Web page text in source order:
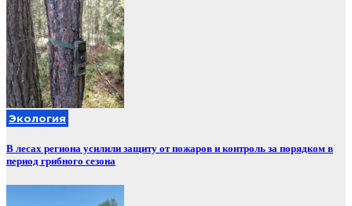
Экология
В лесах региона усилили защиту от пожаров и контроль за порядком в
период грибного сезона